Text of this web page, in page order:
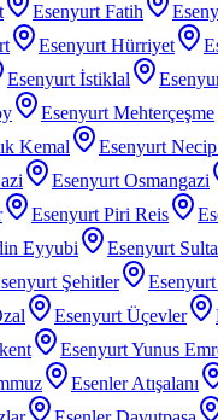
Esenyurt Fatih
Esenyurt Hürriyet
Esenyurt İstiklal
Esenyurt Mehterçeşme
Kemal
Esenyurt
Esenyurt Osmangazi
Esenyurt Piri Reis
Eyyubi
Esenyurt
Şehitler
Esenyurt Üçevler
Esenyurt Yunus
Esenler Atışalanı